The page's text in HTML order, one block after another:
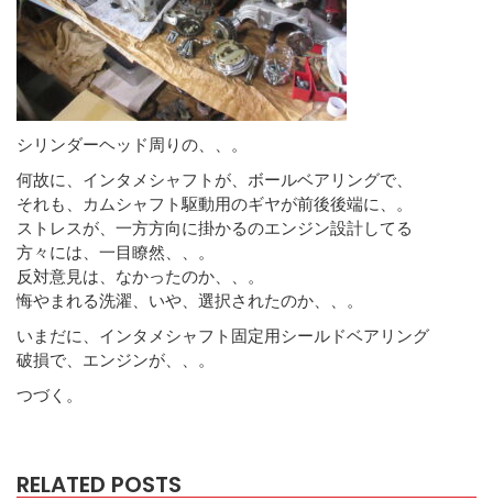
シリンダーヘッド周りの、、。
何故に、インタメシャフトが、ボールベアリングで、
それも、カムシャフト駆動用のギヤが前後後端に、。
ストレスが、一方方向に掛かるのエンジン設計してる
方々には、一目瞭然、、。
反対意見は、なかったのか、、。
悔やまれる洗濯、いや、選択されたのか、、。
いまだに、インタメシャフト固定用シールドベアリング
破損で、エンジンが、、。
つづく。
RELATED POSTS